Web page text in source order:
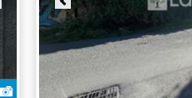
Previous